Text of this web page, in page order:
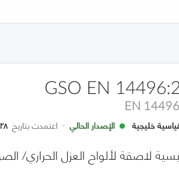
GSO EN
EN
خليجية الإصدار الحالي · اعتمدت بتاريخ ٢٨ فبراير ٢٠٢٣
لاصقة لألواح العزل الحراري/